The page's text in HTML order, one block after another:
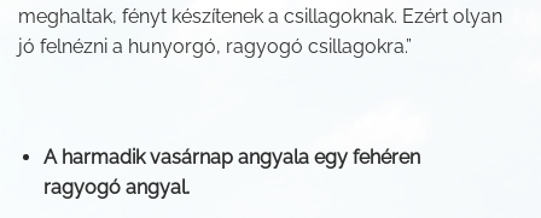
meghaltak, fényt készítenek a csillagoknak. Ezért olyan
jó felnézni a hunyorgó, ragyogó csillagokra.”
A harmadik vasárnap angyala egy fehéren
ragyogó angyal.